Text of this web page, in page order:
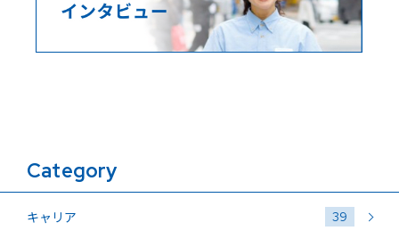
Category
キャリア 39